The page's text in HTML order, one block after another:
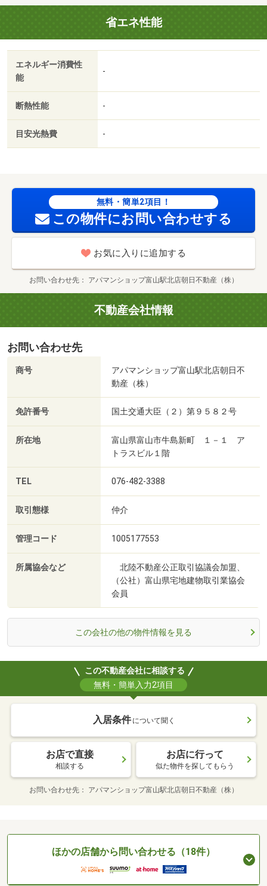
乾燥機／室内洗濯置／シューズボックス／システムキッチ
ン／追焚機能浴室／温水洗浄便座／洗面所独立／洗面化粧
台／２口コンロ／駐輪場／宅配ボックス／ＣＡＴＶ／即入
居可／敷金不要／対面式キッチン／ウォークインクロゼッ
ト／保証人不要／カードキー／２沿線利用可／専用庭／物
置／ネット使用料不要／テラス／床下収納／バリアフリー
市ガス／ＢＳ／礼金１ヶ月／保証会社利用可／ＩＴ重説
対応物件／堀川中学校（中学校）まで２９８ｍ／富山いず
み高校事務室（高校・高専）まで６０７ｍ／ファミリーマ
立保育所（幼稚園・保育園）まで７５９ｍ/賃貸戸数:12戸
省エネ性能
エネルギー消費性
能
-
断熱性能 -
目安光熱費 -
無料・簡単2項目！
この物件にお問い合わせする
お気に入りに追加する
お問い合わせ先 アパマンショップ富山駅北店朝日不動産（株）
不動産会社情報
お問い合わせ先
商号
アパマンショップ富山駅北店朝日不
動産（株）
免許番号 国土交通大臣（２）第９５８２号
所在地
富山県富山市牛島新町 １－１ ア
トラスビル１階
TEL 076-482-3388
取引態様 仲介
管理コード 1005177553
所属協会など
北陸不動産公正取引協議会加盟、
（公社）富山県宅地建物取引業協会
会員
この会社の他の物件情報を見る
この不動産会社に相談する
無料・簡単入力2項目
入居条件 について聞く
お店で直接
相談する
お店に行って
似た物件を探してもらう
お問い合わせ先 アパマンショップ富山駅北店朝日不動産（株）
ほかの店舗から問い合わせる（18件）